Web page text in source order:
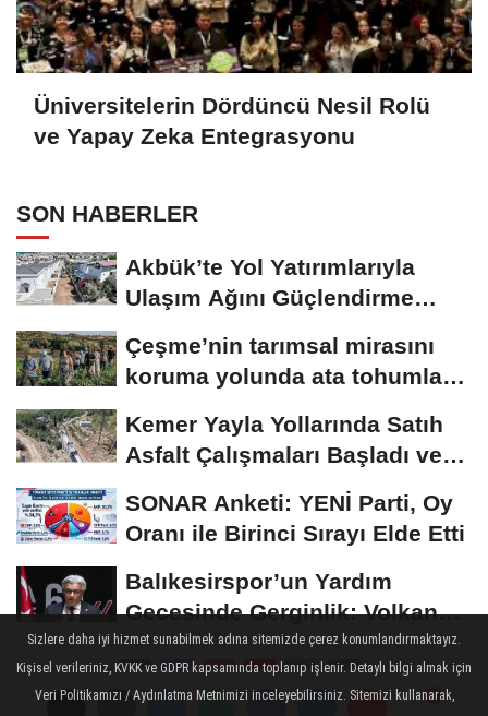
Üniversitelerin Dördüncü Nesil Rolü
ve Yapay Zeka Entegrasyonu
SON HABERLER
Akbük’te Yol Yatırımlarıyla
Ulaşım Ağını Güçlendirme
Çeşme’nin tarımsal mirasını
koruma yolunda ata tohumları
Kemer Yayla Yollarında Satıh
Asfalt Çalışmaları Başladı ve
SONAR Anketi: YENİ Parti, Oy
Oranı ile Birinci Sırayı Elde Etti
Balıkesirspor’un Yardım
Gecesinde Gerginlik: Volkan
Altınöz’den...
Sizlere daha iyi hizmet sunabilmek adına sitemizde çerez konumlandırmaktayız.
Kişisel verileriniz, KVKK ve GDPR kapsamında toplanıp işlenir. Detaylı bilgi almak için
Veri Politikamızı / Aydınlatma Metnimizi inceleyebilirsiniz. Sitemizi kullanarak,